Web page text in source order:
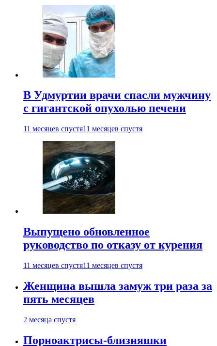
В Удмуртии врачи спасли мужчину
с гигантской опухолью печени
11 месяцев спустя11 месяцев спустя
Выпущено обновленное
руководство по отказу от курения
11 месяцев спустя11 месяцев спустя
Женщина вышла замуж три раза за
пять месяцев
2 месяца спустя
Порноактрисы-близняшки